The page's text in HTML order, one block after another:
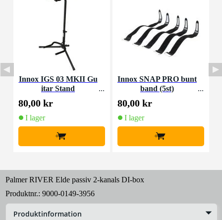
Innox IGS 03 MKII Gu
itar Stand
80,00 kr
I lager
+
Innox SNAP PRO bunt
band (5st)
80,00 kr
I lager
+
Palmer RIVER Elde passiv 2-kanals DI-box
Produktnr.: 9000-0149-3956
Produktinformation